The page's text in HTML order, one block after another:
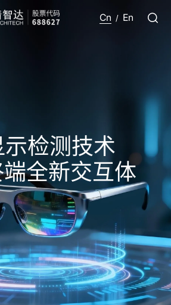
Cn / En
检测技术
全新交互体